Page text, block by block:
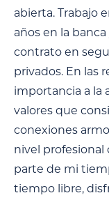
abierta. Trabajo
años en la
contrato en
privados. En las
importancia a la
valores que
conexiones
nivel profesional
parte de mi
tiempo libre,